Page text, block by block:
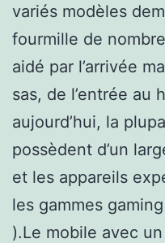
variés modèles
fourmille de
aidé par l’arrivée
sas, de l’entrée au
aujourd’hui, la
possèdent d’un
et les appareils
les gammes
).Le mobile avec